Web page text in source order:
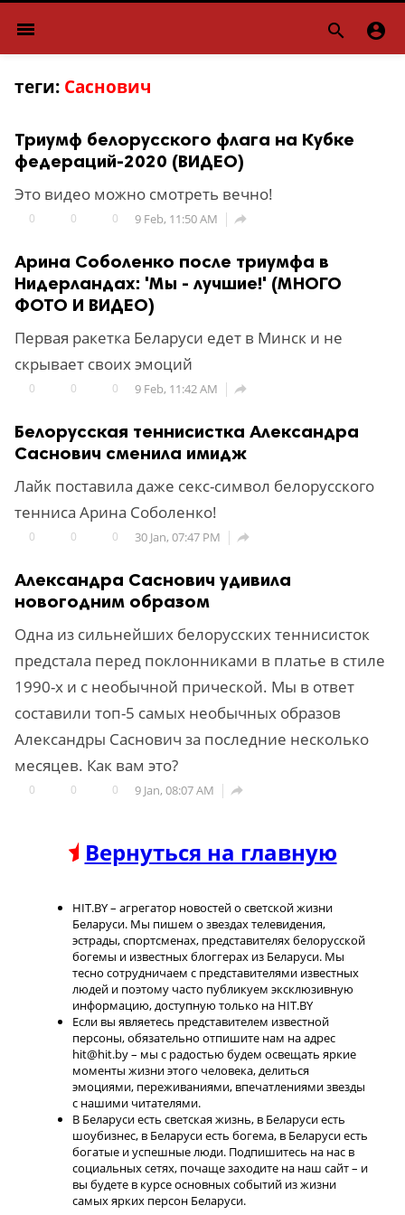
menu  
теги: Саснович
Триумф белорусского флага на Кубке
федераций-2020 (ВИДЕО)
Это видео можно смотреть вечно!
0 0 0 9 Feb, 11:50 AM 
Арина Соболенко после триумфа в
Нидерландах: 'Мы - лучшие!' (МНОГО
ФОТО И ВИДЕО)
Первая ракетка Беларуси едет в Минск и не
скрывает своих эмоций
0 0 0 9 Feb, 11:42 AM 
Белорусская теннисистка Александра
Саснович сменила имидж
Лайк поставила даже секс-символ белорусского
тенниса Арина Соболенко!
0 0 0 30 Jan, 07:47 PM 
Александра Саснович удивила
новогодним образом
Одна из сильнейших белорусских теннисисток
предстала перед поклонниками в платье в стиле
1990-х и с необычной прической. Мы в ответ
составили топ-5 самых необычных образов
Александры Саснович за последние несколько
месяцев. Как вам это?
0 0 0 9 Jan, 08:07 AM 
Вернуться на главную
HIT.BY – агрегатор новостей о светской жизни
Беларуси. Мы пишем о звездах телевидения,
эстрады, спортсменах, представителях белорусской
богемы и известных блоггерах из Беларуси. Мы
тесно сотрудничаем с представителями известных
людей и поэтому часто публикуем эксклюзивную
информацию, доступную только на HIT.BY
Если вы являетесь представителем известной
персоны, обязательно отпишите нам на адрес
hit@hit.by – мы с радостью будем освещать яркие
моменты жизни этого человека, делиться
эмоциями, переживаниями, впечатлениями звезды
с нашими читателями.
В Беларуси есть светская жизнь, в Беларуси есть
шоубизнес, в Беларуси есть богема, в Беларуси есть
богатые и успешные люди. Подпишитесь на нас в
социальных сетях, почаще заходите на наш сайт – и
вы будете в курсе основных событий из жизни
самых ярких персон Беларуси.